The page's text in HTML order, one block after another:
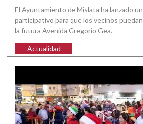
El Ayuntamiento de Mislata ha lanzado
participativo para que los vecinos
la futura Avenida Gregorio Gea.
Actualidad